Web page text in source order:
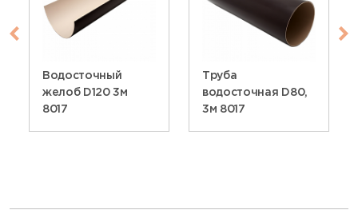
Водосточный
желоб D120 3м
8017
Труба
водосточная D80,
3м 8017